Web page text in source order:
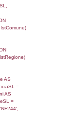
executionMS:
`userlevelid`,
`userlevelid`
as